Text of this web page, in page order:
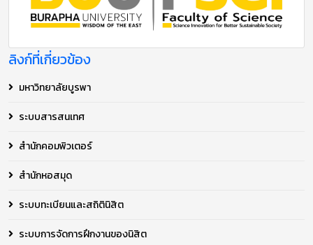
ลิงก์ที่เกี่ยวข้อง
มหาวิทยาลัยบูรพา
ระบบสารสนเทศ
สำนักคอมพิวเตอร์
สำนักหอสมุด
ระบบทะเบียนและสถิตินิสิต
ระบบการจัดการฝึกงานของนิสิต